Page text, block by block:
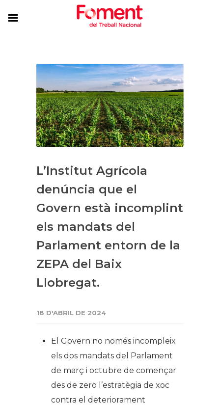
L’Institut Agrícola
denúncia que el
Govern està incomplint
els mandats del
Parlament entorn de la
ZEPA del Baix
Llobregat.
18 D'ABRIL DE 2024
El Govern no només incompleix
els dos mandats del Parlament
de març i octubre de començar
des de zero l’estratègia de xoc
contra el deteriorament